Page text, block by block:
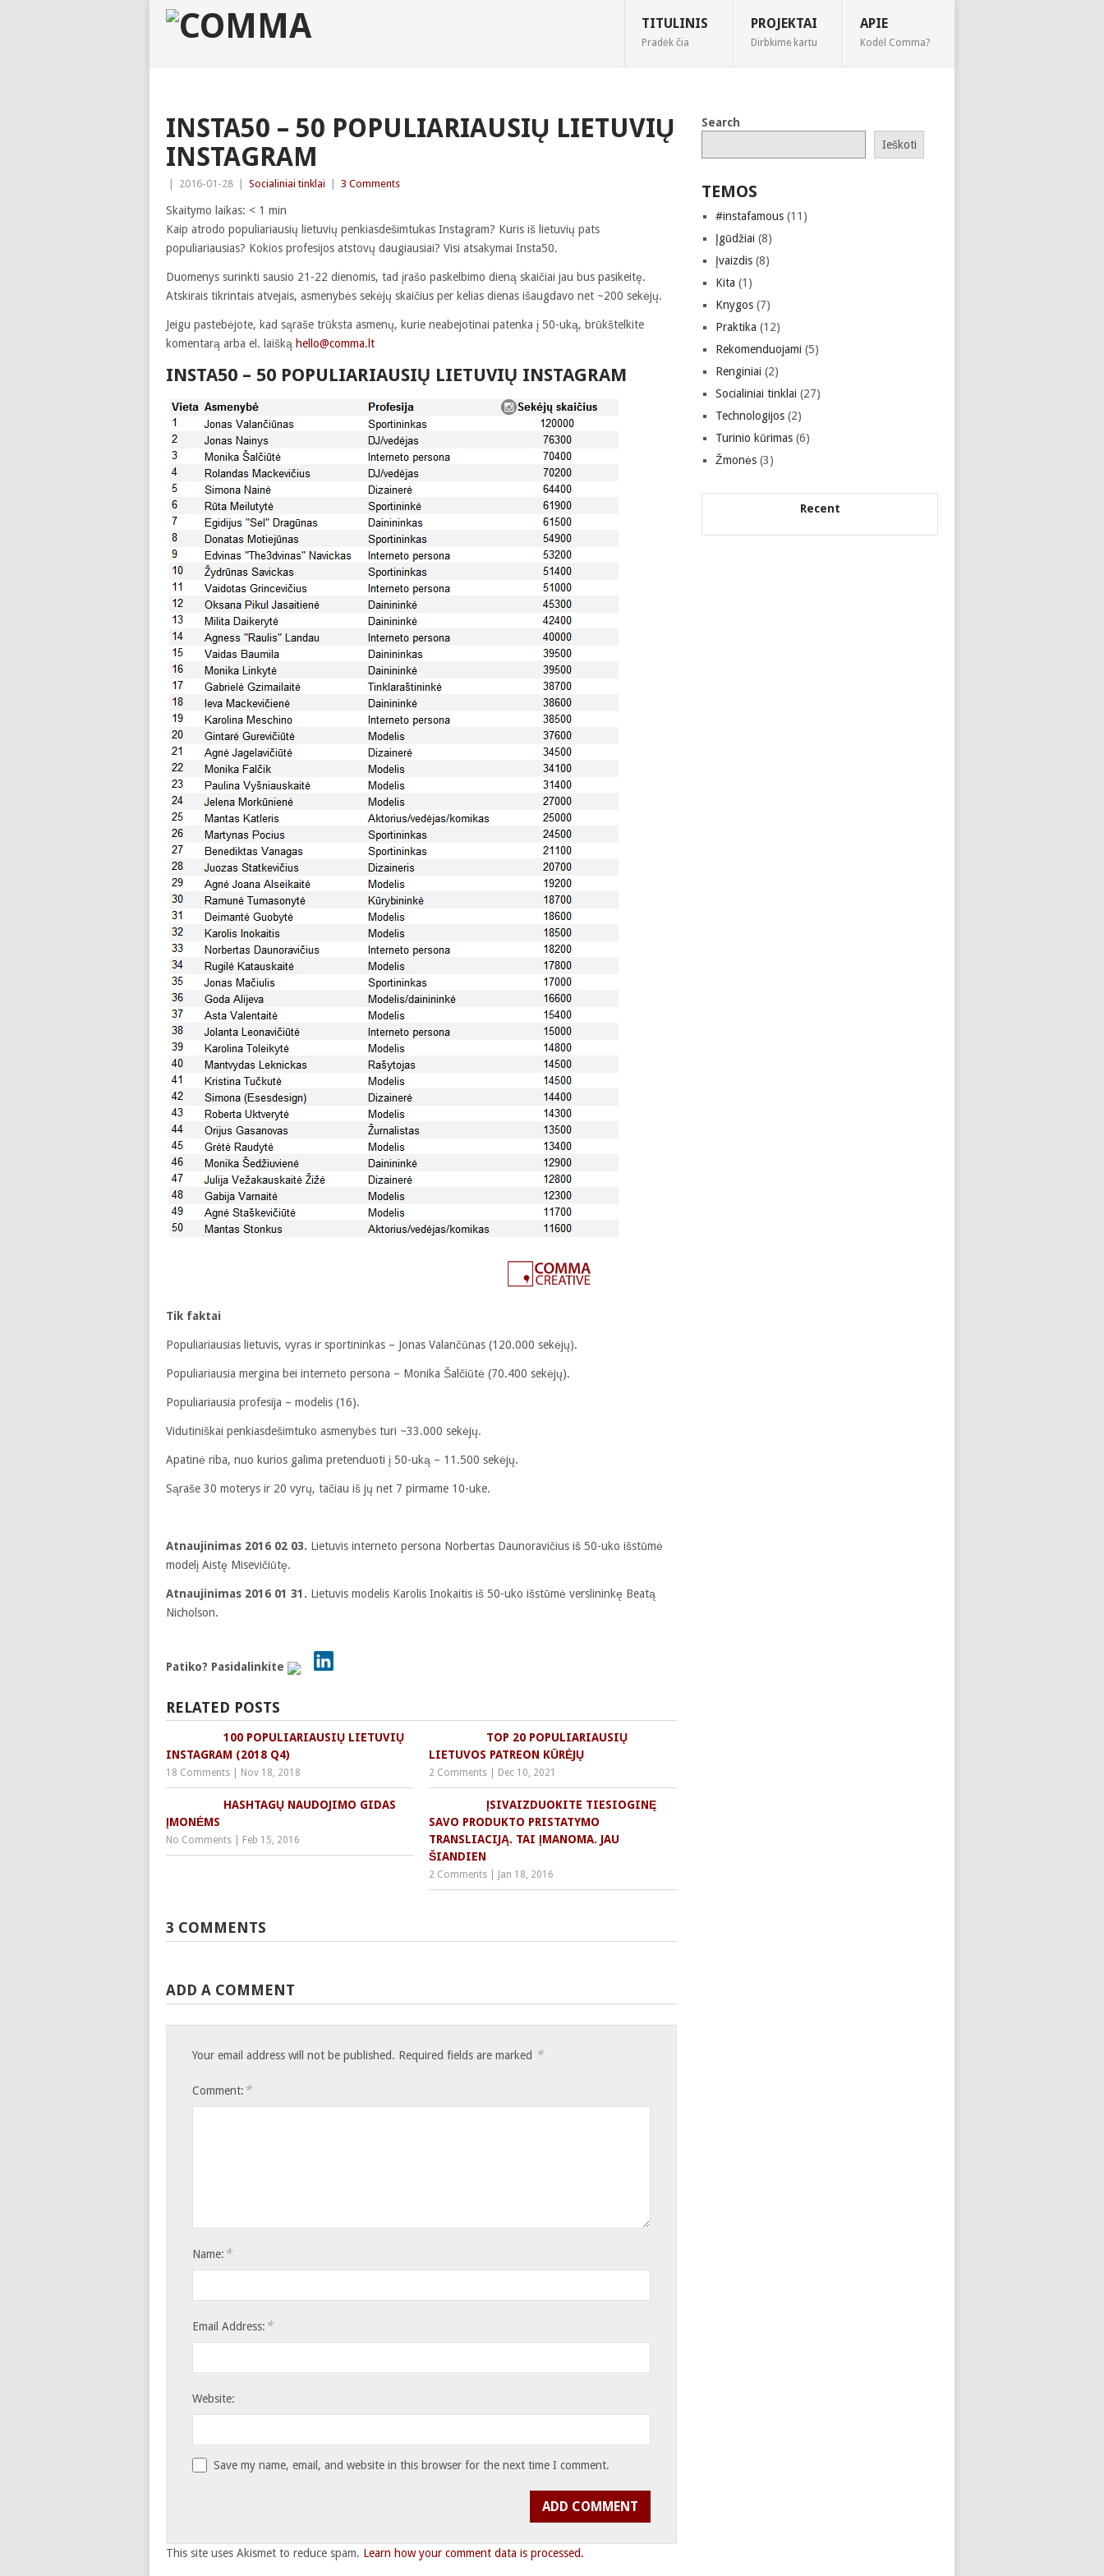
TITULINIS
Pradėk čia
PROJEKTAI
Dirbkime kartu
APIE
Kodėl Comma?
INSTA50 – 50 POPULIARIAUSIŲ LIETUVIŲ
INSTAGRAM
2016-01-28 Socialiniai tinklai 3 Comments
Skaitymo laikas: < 1 min
Kaip atrodo populiariausių lietuvių penkiasdešimtukas Instagram? Kuris iš lietuvių pats
populiariausias? Kokios profesijos atstovų daugiausiai? Visi atsakymai Insta50.
Duomenys surinkti sausio 21-22 dienomis, tad įrašo paskelbimo dieną skaičiai jau bus pasikeitę.
Atskirais tikrintais atvejais, asmenybės sekėjų skaičius per kelias dienas išaugdavo net ~200 sekėjų.
Jeigu pastebėjote, kad sąraše trūksta asmenų, kurie neabejotinai patenka į 50-uką, brūkštelkite
komentarą arba el. laišką hello@comma.lt
INSTA50 – 50 POPULIARIAUSIŲ LIETUVIŲ INSTAGRAM
Tik faktai
Populiariausias lietuvis, vyras ir sportininkas – Jonas Valančūnas (120.000 sekėjų).
Populiariausia mergina bei interneto persona – Monika Šalčiūtė (70.400 sekėjų).
Populiariausia profesija – modelis (16).
Vidutiniškai penkiasdešimtuko asmenybės turi ~33.000 sekėjų.
Apatinė riba, nuo kurios galima pretenduoti į 50-uką – 11.500 sekėjų.
Sąraše 30 moterys ir 20 vyrų, tačiau iš jų net 7 pirmame 10-uke.
Atnaujinimas 2016 02 03. Lietuvis interneto persona Norbertas Daunoravičius iš 50-uko išstūmė
modelį Aistę Misevičiūtę.
Atnaujinimas 2016 01 31. Lietuvis modelis Karolis Inokaitis iš 50-uko išstūmė verslininkę Beatą
Nicholson.
Patiko? Pasidalinkite
RELATED POSTS
100 POPULIARIAUSIŲ LIETUVIŲ
INSTAGRAM (2018 Q4)
18 Comments Nov 18, 2018
TOP 20 POPULIARIAUSIŲ
LIETUVOS PATREON KŪRĖJŲ
2 Comments Dec 10, 2021
HASHTAGŲ NAUDOJIMO GIDAS
ĮMONĖMS
No Comments Feb 15, 2016
ĮSIVAIZDUOKITE TIESIOGINĘ
SAVO PRODUKTO PRISTATYMO
TRANSLIACIJĄ. TAI ĮMANOMA. JAU
ŠIANDIEN
2 Comments Jan 18, 2016
3 COMMENTS
ADD A COMMENT
Your email address will not be published. Required fields are marked *
Comment: *
Name: *
Email Address: *
Website:
Save my name, email, and website in this browser for the next time I comment.
This site uses Akismet to reduce spam. Learn how your comment data is processed.
Search
Ieškoti
TEMOS
#instafamous (11)
Įgūdžiai (8)
Įvaizdis (8)
Kita (1)
Knygos (7)
Praktika (12)
Rekomenduojami (5)
Renginiai (2)
Socialiniai tinklai (27)
Technologijos (2)
Turinio kūrimas (6)
Žmonės (3)
Recent